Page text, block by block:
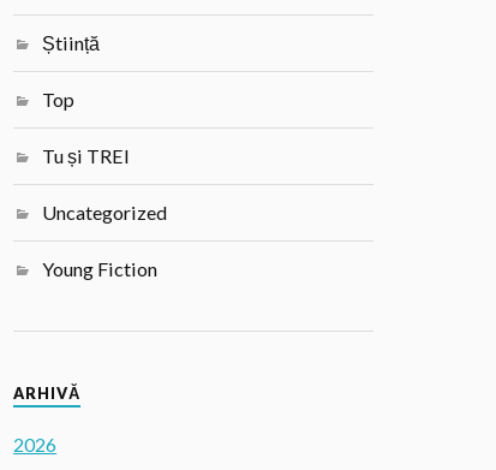
Știință
Top
Tu și TREI
Uncategorized
Young Fiction
ARHIVĂ
2026